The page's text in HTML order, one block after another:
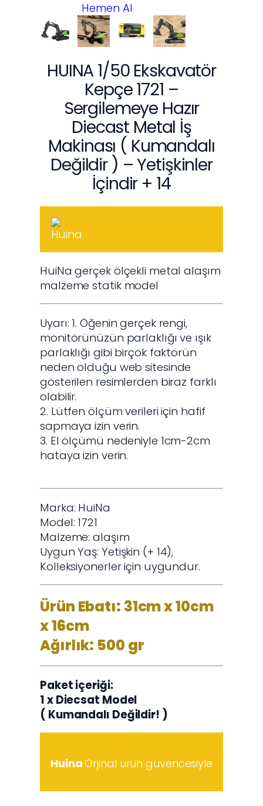
Hemen Al
HUINA 1/50 Ekskavatör
Kepçe 1721 –
Sergilemeye Hazır
Diecast Metal İş
Makinası ( Kumandalı
Değildir ) – Yetişkinler
İçindir + 14
HuiNa gerçek ölçekli metal alaşım
malzeme statik model
Uyarı: 1. Öğenin gerçek rengi,
monitörünüzün parlaklığı ve ışık
parlaklığı gibi birçok faktörün
neden olduğu web sitesinde
gösterilen resimlerden biraz farklı
olabilir.
2. Lütfen ölçüm verileri için hafif
sapmaya izin verin.
3. El ölçümü nedeniyle 1cm-2cm
hataya izin verin.
Marka: HuiNa
Model: 1721
Malzeme: alaşım
Uygun Yaş: Yetişkin (+ 14),
Kolleksiyonerler için uygundur.
Ürün Ebatı: 31cm x 10cm
x 16cm
Ağırlık: 500 gr
Paket içeriği:
1 x Diecsat Model
( Kumandalı Değildir! )
HuinaOrjinal ürün güvencesiyle